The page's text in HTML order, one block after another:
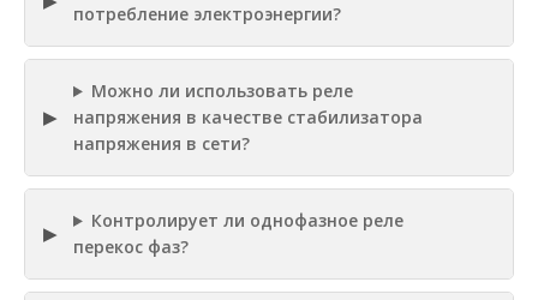
потребление электроэнергии?
Можно ли использовать реле
напряжения в качестве стабилизатора
напряжения в сети?
Контролирует ли однофазное реле
перекос фаз?